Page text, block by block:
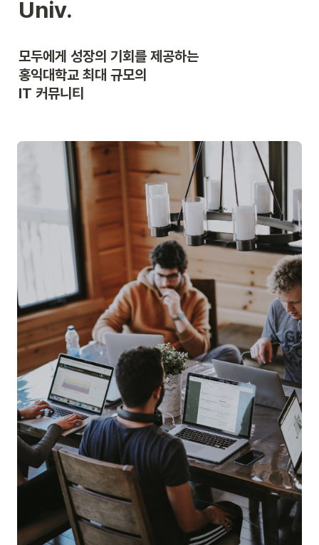
Univ.
모두에게 성장의 기회를 제공하는
홍익대학교 최대 규모의
IT 커뮤니티